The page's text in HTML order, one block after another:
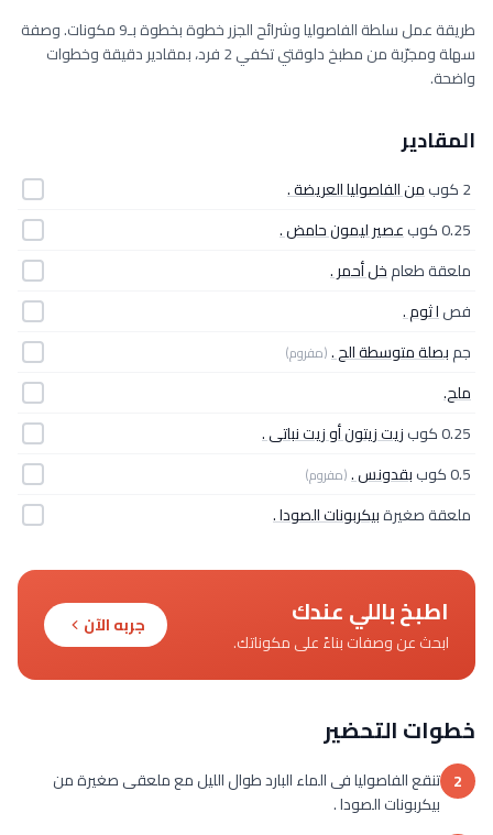
طريقة عمل سلطة الفاصوليا وشرائح الجزر خطوة بخطوة بـ9 مكونات. وصفة
سهلة ومجرّبة من مطبخ دلوقتي تكفي 2 فرد، بمقادير دقيقة وخطوات
واضحة.
المقادير
2 كوب
من الفاصوليا العريضة .
0.25 كوب
عصير ليمون حامض .
ملعقة طعامخل أحمر .
فصا ثوم .
جمبصلة متوسطة الح .(مفروم)
ملح.
0.25 كوب
زيت زيتون أو زيت نباتى .
0.5 كوب
بقدونس .(مفروم)
ملعقة صغيرةبيكربونات الصودا .
اطبخ باللي عندك
ابحث عن وصفات بناءً على مكوناتك.
جربه الآن
خطوات التحضير
2 تنقع الفاصوليا فى الماء البارد طوال الليل مع ملعقى صغيرة من
بيكربونات الصودا .